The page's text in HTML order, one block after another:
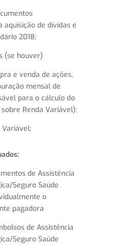
aquisição de dívidas e
2018;
(se houver)
e venda de ações,
mensal de
para o cálculo do
Renda Variável);
Variável;
de Assistência
Seguro Saúde
o
pagadora
de Assistência
Seguro Saúde